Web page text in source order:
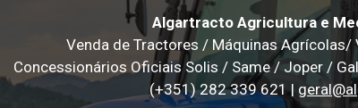
Algartracto Agricultura e
Venda de Tractores / Máquinas Agrícolas/
Concessionários Oficiais Solis / Same / Joper /
(+351) 282 339 621 |